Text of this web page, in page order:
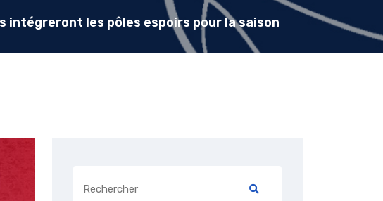
intégreront les pôles espoirs pour la saison
for: